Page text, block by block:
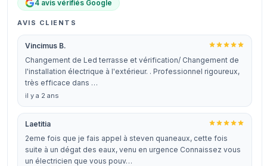
4 avis vérifiés Google
AVIS CLIENTS
Vincimus B.
Changement de Led terrasse et vérification/ Changement de
l'installation électrique à l'extérieur. . Professionnel rigoureux,
très efficace dans …
il y a 2 ans
Laetitia
2eme fois que je fais appel à steven quaneaux, cette fois
suite à un dégat des eaux, venu en urgence Connaissez vous
un électricien que vous pouv…